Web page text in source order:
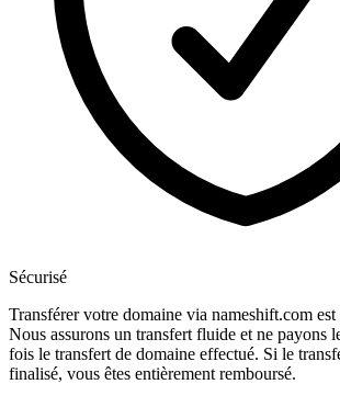
Sécurisé
Transférer votre domaine via nameshift.com est
Nous assurons un transfert fluide et ne payons
fois le transfert de domaine effectué. Si le
finalisé, vous êtes entièrement remboursé.